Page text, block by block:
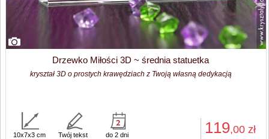
Drzewko Miłości 3D ~ średnia statuetka
kryształ 3D o prostych krawędziach z Twoją własną dedykacją
119,00 zł
10x7x3 cm Twój tekst do 2 dni